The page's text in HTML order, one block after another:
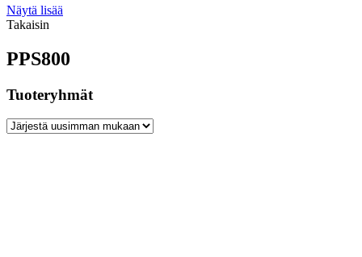
Näytä lisää
Takaisin
PPS800
Tuoteryhmät